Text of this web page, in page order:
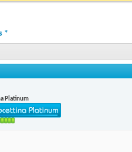
*
Platinum